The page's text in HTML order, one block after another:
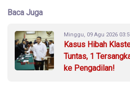
Baca Juga
Minggu, 09 Agu 2026
Kasus Hibah
Tuntas, 1
ke Pengadilan!